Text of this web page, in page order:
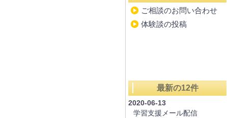
ご相談のお問い合わせ
体験談の投稿
最新の12件
2020-06-13
学習支援メール配信